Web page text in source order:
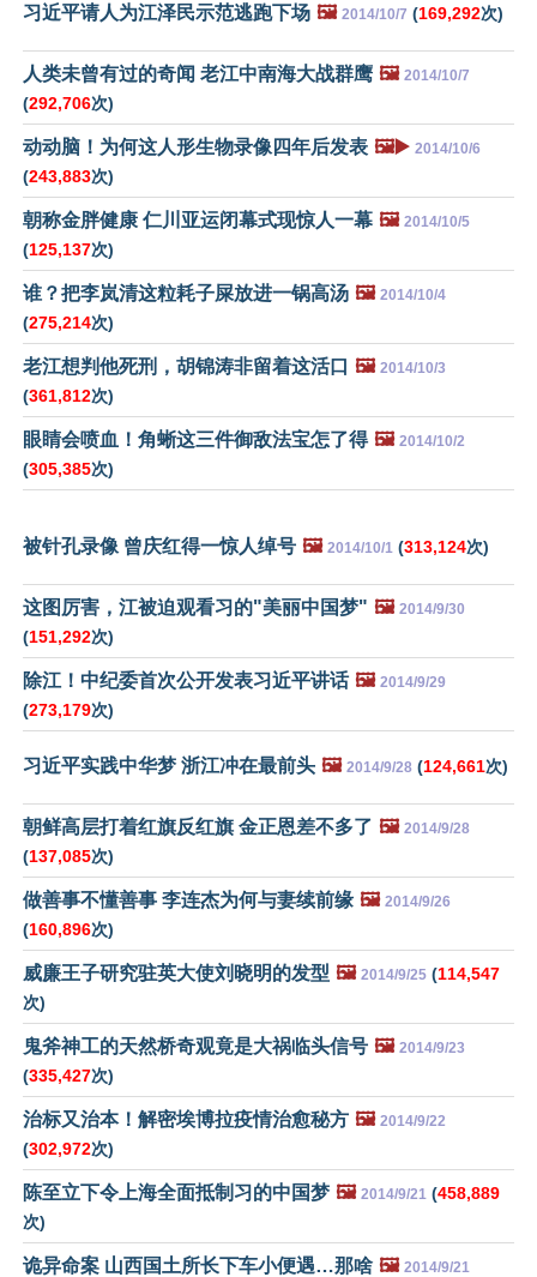
习近平请人为江泽民示范逃跑下场 🖼️ 2014/10/7 (169,292次)
人类未曾有过的奇闻 老江中南海大战群鹰 🖼️ 2014/10/7
(292,706次)
动动脑！为何这人形生物录像四年后发表 🖼️▶️ 2014/10/6
(243,883次)
朝称金胖健康 仁川亚运闭幕式现惊人一幕 🖼️ 2014/10/5
(125,137次)
谁？把李岚清这粒耗子屎放进一锅高汤 🖼️ 2014/10/4
(275,214次)
老江想判他死刑，胡锦涛非留着这活口 🖼️ 2014/10/3
(361,812次)
眼睛会喷血！角蜥这三件御敌法宝怎了得 🖼️ 2014/10/2
(305,385次)
被针孔录像 曾庆红得一惊人绰号 🖼️ 2014/10/1 (313,124次)
这图厉害，江被迫观看习的"美丽中国梦" 🖼️ 2014/9/30
(151,292次)
除江！中纪委首次公开发表习近平讲话 🖼️ 2014/9/29
(273,179次)
习近平实践中华梦 浙江冲在最前头 🖼️ 2014/9/28 (124,661次)
朝鲜高层打着红旗反红旗 金正恩差不多了 🖼️ 2014/9/28
(137,085次)
做善事不懂善事 李连杰为何与妻续前缘 🖼️ 2014/9/26
(160,896次)
威廉王子研究驻英大使刘晓明的发型 🖼️ 2014/9/25 (114,547
次)
鬼斧神工的天然桥奇观竟是大祸临头信号 🖼️ 2014/9/23
(335,427次)
治标又治本！解密埃博拉疫情治愈秘方 🖼️ 2014/9/22
(302,972次)
陈至立下令上海全面抵制习的中国梦 🖼️ 2014/9/21 (458,889
次)
诡异命案 山西国土所长下车小便遇…那啥 🖼️ 2014/9/21